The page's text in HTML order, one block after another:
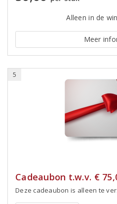
Alleen in de
Meer
5
Cadeaubon t.w.v. €
Deze cadeaubon is alleen te